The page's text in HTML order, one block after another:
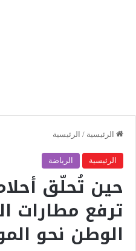
الرئيسية / الرئيسية
الرئيسية الرياضة
حين تُحلّق
ترفع مطارات
الوطن نحو